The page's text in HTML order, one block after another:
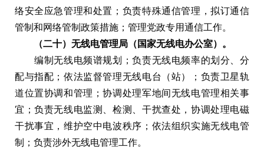
络安全应急管理和处置；负责特殊通信管理，拟订通信
管制和网络管制政策措施；管理党政专用通信工作。
（二十）无线电管理局（国家无线电办公室）。
编制无线电频谱规划；负责无线电频率的划分、分
配与指配；依法监督管理无线电台（站）；负责卫星轨
道位置协调和管理；协调处理军地间无线电管理相关事
宜；负责无线电监测、检测、干扰查处，协调处理电磁
干扰事宜，维护空中电波秩序；依法组织实施无线电管
制；负责涉外无线电管理工作。